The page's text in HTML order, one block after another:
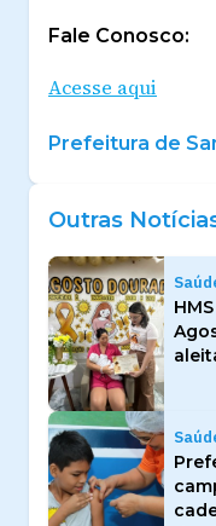
Fale Conosco:
Acesse aqui
Prefeitura de
Outras